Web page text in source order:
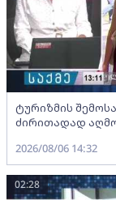
ტურიზმის
ძირითადად
2026/08/06 14:32
02:28